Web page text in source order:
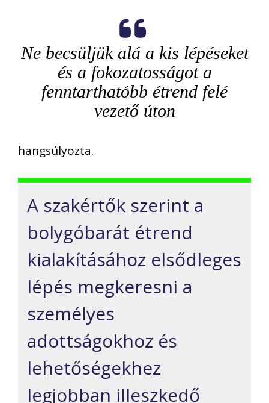
Ne becsüljük alá a kis lépéseket
és a fokozatosságot a
fenntarthatóbb étrend felé
vezető úton
hangsúlyozta.
A szakértők szerint a
bolygóbarát étrend
kialakításához elsődleges
lépés megkeresni a
személyes
adottságokhoz és
lehetőségekhez
legjobban illeszkedő